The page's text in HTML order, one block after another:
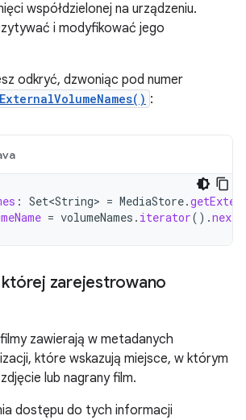
współdzielonej na urządzeniu.
i modyfikować jego
odkryć, dzwoniąc pod numer
:
: Set<String> = MediaStore.
= volumeNames . iterator().next
zarejestrowano
zawierają w metadanych
które wskazują miejsce, w którym
lub nagrany film.
dostępu do tych informacji